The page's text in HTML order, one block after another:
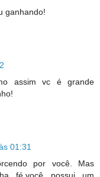
ganhando!
assim vc é grande
01:31
por você. Mas
fé,você possui um